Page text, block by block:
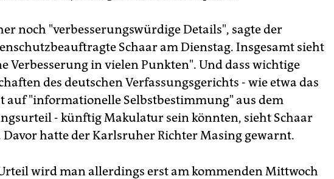
noch "verbesserungswürdige Details", sagte der
Schaar am Dienstag. Insgesamt sieht
Verbesserung in vielen Punkten". Und dass wichtige
des deutschen Verfassungsgerichts - wie etwa das
auf "informationelle Selbstbestimmung" aus dem
- künftig Makulatur sein könnten, sieht Schaar
hatte der Karlsruher Richter Masing gewarnt.
wird man allerdings erst am kommenden Mittwoch